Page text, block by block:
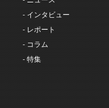
- インタビュー
- レポート
- コラム
- 特集